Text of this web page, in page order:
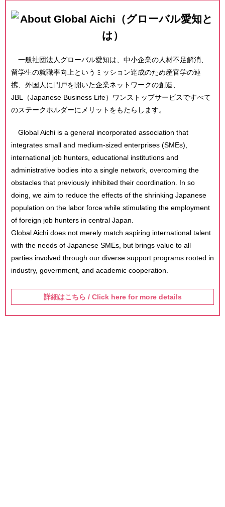
一般社団法人グローバル愛知は、中小企業の人材不足解消、
留学生の就職率向上というミッション達成のため産官学の連
携、外国人に門戸を開いた企業ネットワークの創造、
JBL（Japanese Business Life）ワンストップサービスですべて
のステークホルダーにメリットをもたらします。
Global Aichi is a general incorporated association that
integrates small and medium-sized enterprises (SMEs),
international job hunters, educational institutions and
administrative bodies into a single network, overcoming the
obstacles that previously inhibited their coordination. In so
doing, we aim to reduce the effects of the shrinking Japanese
population on the labor force while stimulating the employment
of foreign job hunters in central Japan.
Global Aichi does not merely match aspiring international talent
with the needs of Japanese SMEs, but brings value to all
parties involved through our diverse support programs rooted in
industry, government, and academic cooperation.
詳細はこちら / Click here for more details